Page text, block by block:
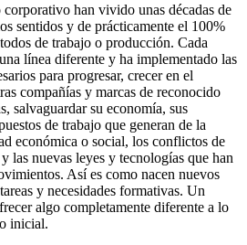
corporativo han vivido unas décadas de
sentidos y de prácticamente el 100%
de trabajo o producción. Cada
línea diferente y ha implementado las
para progresar, crecer en el
compañías y marcas de reconocido
salvaguardar su economía, sus
de trabajo que generan de la
económica o social, los conflictos de
las nuevas leyes y tecnologías que han
Así es como nacen nuevos
y necesidades formativas. Un
algo completamente diferente a lo
inicial.